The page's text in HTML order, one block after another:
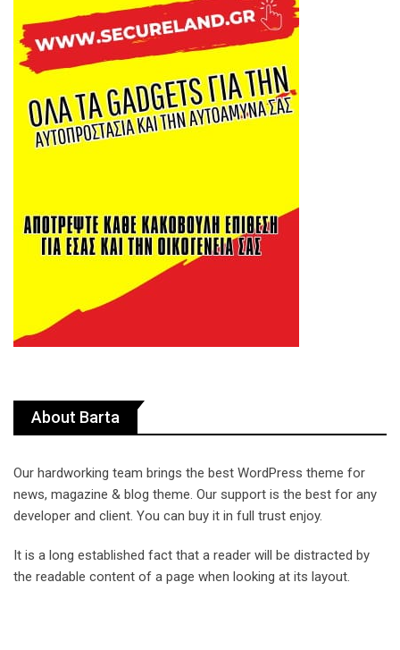
About Barta
Our hardworking team brings the best WordPress theme for
news, magazine & blog theme. Our support is the best for any
developer and client. You can buy it in full trust enjoy.
It is a long established fact that a reader will be distracted by
the readable content of a page when looking at its layout.